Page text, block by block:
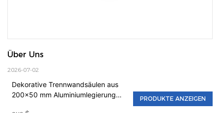
Über Uns
2026-07-02
Dekorative Trennwandsäulen aus
200x50 mm Aluminiumlegierung
PRODUKTE ANZEIGEN